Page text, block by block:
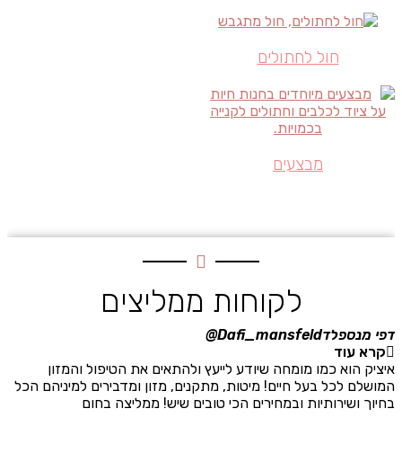
חול לחתולים
מבצעים
לקוחות ממליצים
דפי מנספלדDafi_mansfeld@
קרא עוד
איציק הוא כמו מומחה שיודע לייעץ ולהתאים את הטיפול והמזון
המושלם לכל בעל חיים! מיטות, מתקנים, מזון ומדבירים למיניהם הכל
בחיוך ושירותיות ובמחירים הכי טובים שיש! ממליצה בחום